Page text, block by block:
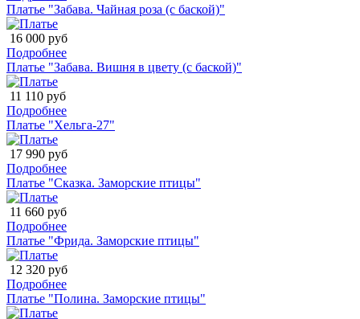
Платье "Забава. Чайная роза (с баской)"
16 000 руб
Подробнее
Платье "Забава. Вишня в цвету (с баской)"
11 110 руб
Подробнее
Платье "Хельга-27"
17 990 руб
Подробнее
Платье "Сказка. Заморские птицы"
11 660 руб
Подробнее
Платье "Фрида. Заморские птицы"
12 320 руб
Подробнее
Платье "Полина. Заморские птицы"